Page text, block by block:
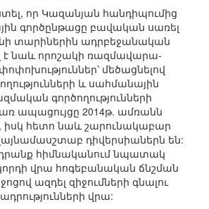
որ Կազանյան հանդիպումից
գործընթացը բավական սառել
տարիներին ադրբեջանական
է նաև որոշակի ռազմավարա-
մեծացնելով
և սահմանային
գործողությունների
ապացույցը 2014թ. ամռանն
հետո նաև շարունակաբար
դիվերսիաներն են:
հիմնականում նպատակ
վրա հոգեբանական ճնշման
ազդել զիջումների գնալու
վրա: